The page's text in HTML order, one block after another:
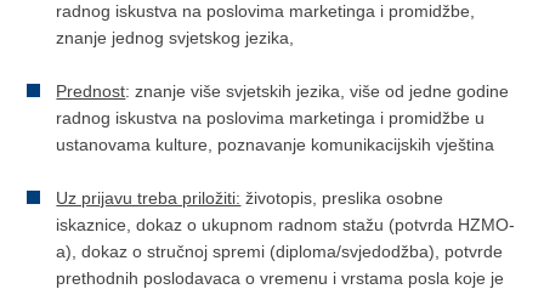
radnog iskustva na poslovima marketinga i promidžbe,
znanje jednog svjetskog jezika,
Prednost: znanje više svjetskih jezika, više od jedne godine
radnog iskustva na poslovima marketinga i promidžbe u
ustanovama kulture, poznavanje komunikacijskih vještina
Uz prijavu treba priložiti: životopis, preslika osobne
iskaznice, dokaz o ukupnom radnom stažu (potvrda HZMO-
a), dokaz o stručnoj spremi (diploma/svjedodžba), potvrde
prethodnih poslodavaca o vremenu i vrstama posla koje je